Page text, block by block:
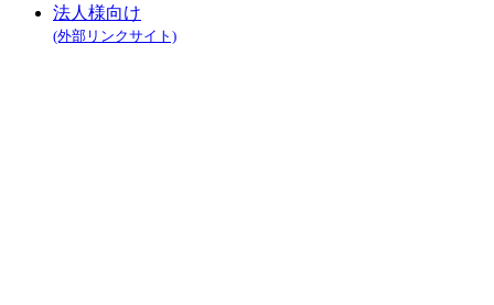
法人様向け
(外部リンクサイト)